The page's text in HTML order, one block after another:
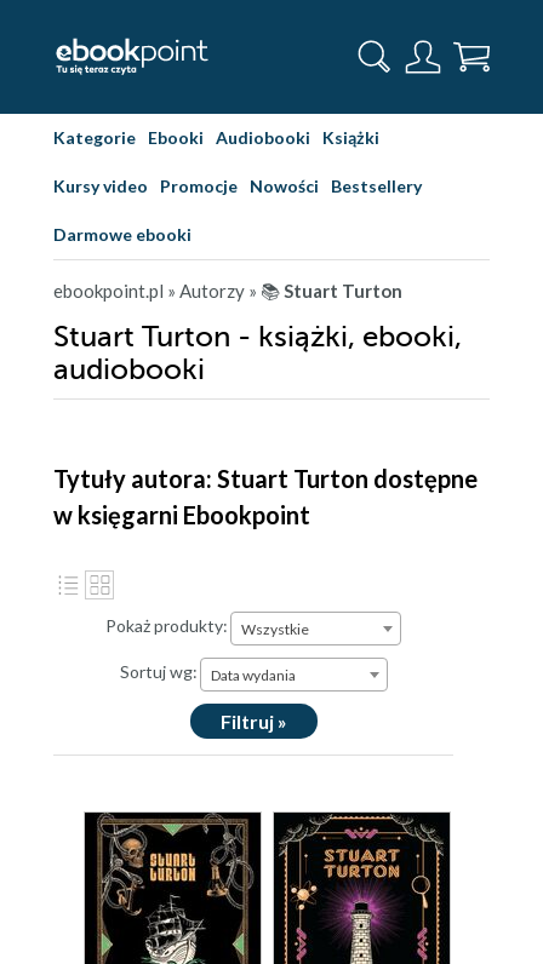
Kategorie Ebooki Audiobooki Książki
Kursy video Promocje Nowości Bestsellery
Darmowe ebooki
ebookpoint.pl » Autorzy » 📚Stuart Turton
Stuart Turton - książki, ebooki,
audiobooki
Tytuły autora: Stuart Turton dostępne
w księgarni Ebookpoint
Pokaż produkty: Wszystkie
Sortuj wg: Data wydania
Filtruj »